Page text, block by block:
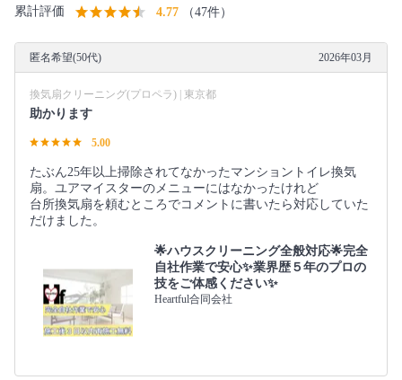
累計評価 4.77 （47件）
匿名希望(50代) 2026年03月
換気扇クリーニング(プロペラ) | 東京都
助かります
5.00
たぶん25年以上掃除されてなかったマンショントイレ換気
扇。ユアマイスターのメニューにはなかったけれど
台所換気扇を頼むところでコメントに書いたら対応していた
だけました。
🌟ハウスクリーニング全般対応🌟完全
自社作業で安心✨業界歴５年のプロの
技をご体感ください✨
Heartful合同会社